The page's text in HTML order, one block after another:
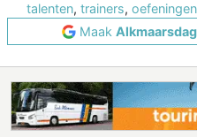
talenten, trainers, oefeningen
Maak